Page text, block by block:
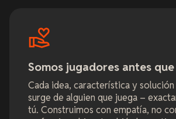
Somos jugadores antes
Cada idea, característica y solución
surge de alguien que juega –
tú. Construimos con empatía, no